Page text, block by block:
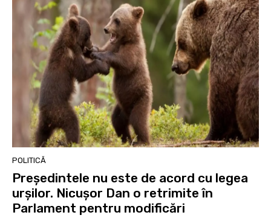
POLITICĂ
Președintele nu este de acord cu legea
urșilor. Nicușor Dan o retrimite în
Parlament pentru modificări